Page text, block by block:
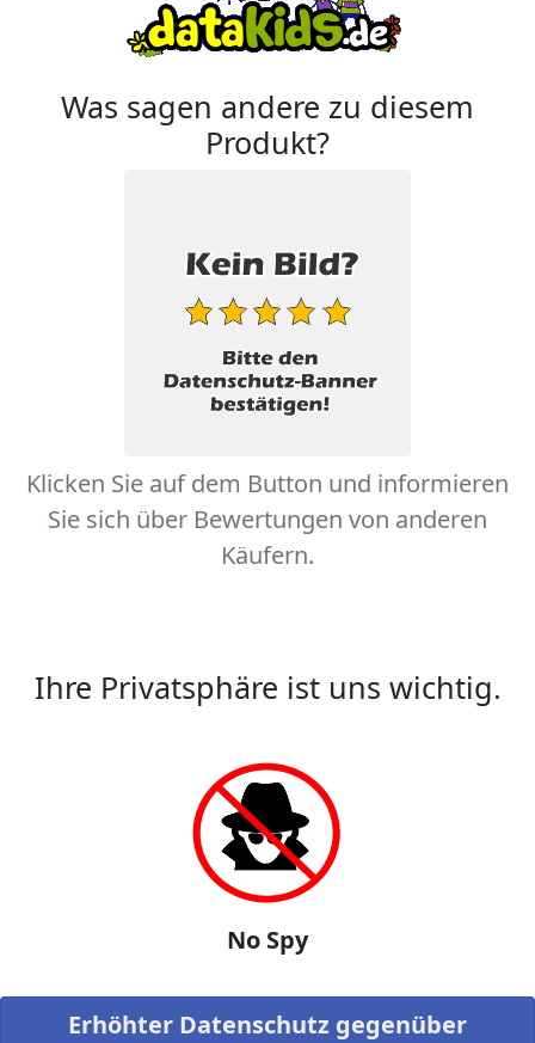
Was sagen andere zu diesem
Produkt?
Klicken Sie auf dem Button und informieren
Sie sich über Bewertungen von anderen
Käufern.
Ihre Privatsphäre ist uns wichtig.
No Spy
Erhöhter Datenschutz gegenüber